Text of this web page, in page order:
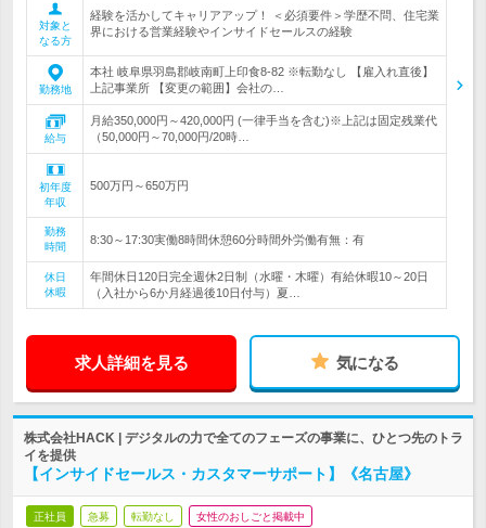
対象と
なる方
経験を活かしてキャリアアップ！ ＜必須要件＞学歴不問、住宅業
界における営業経験やインサイドセールスの経験
勤務地
本社 岐阜県羽島郡岐南町上印食8-82 ※転勤なし 【雇入れ直後】
上記事業所 【変更の範囲】会社の…
給与
月給350,000円～420,000円 (一律手当を含む)※上記は固定残業代
（50,000円～70,000円/20時…
初年度
年収
500万円～650万円
勤務
時間
8:30～17:30実働8時間休憩60分時間外労働有無：有
休日
休暇
年間休日120日完全週休2日制（水曜・木曜）有給休暇10～20日
（入社から6か月経過後10日付与）夏…
求人詳細を見る 気になる
株式会社HACK | デジタルの力で全てのフェーズの事業に、ひとつ先のトラ
イを提供
【インサイドセールス・カスタマーサポート】《名古屋》
正社員 急募 転勤なし 女性のおしごと掲載中